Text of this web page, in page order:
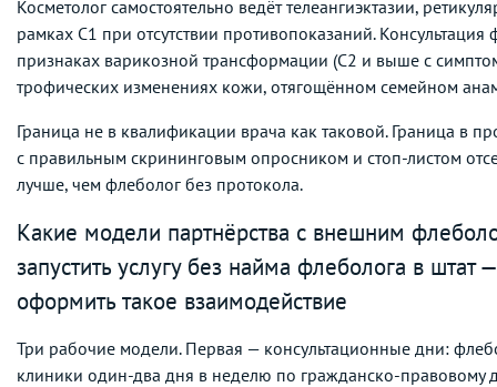
Косметолог самостоятельно ведёт телеангиэктазии,
рамках C1 при отсутствии противопоказаний.
признаках варикозной трансформации (C2 и выше с
трофических изменениях кожи, отягощённом семейном
Граница не в квалификации врача как таковой. Граница в
с правильным скрининговым опросником и стоп-листом
лучше, чем флеболог без протокола.
Какие модели партнёрства с внешним
запустить услугу без найма флеболога в штат
оформить такое взаимодействие
Три рабочие модели. Первая — консультационные дни:
клиники один-два дня в неделю по гражданско-правовому